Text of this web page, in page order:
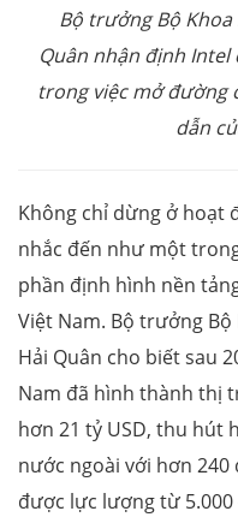
Bộ trưởng Bộ Khoa
Quân nhận định
trong việc mở đường
dẫn
Không chỉ dừng ở hoạt
nhắc đến như một
phần định hình nền
Việt Nam. Bộ trưởng Bộ
Hải Quân cho biết sau
Nam đã hình thành thị
hơn 21 tỷ USD, thu hút
nước ngoài với hơn
được lực lượng từ 5.000